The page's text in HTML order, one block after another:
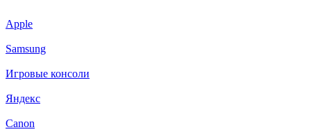
Apple
Samsung
Игровые консоли
Яндекс
Canon